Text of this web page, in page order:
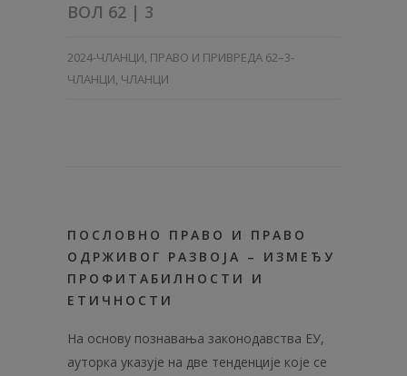
ВОЛ 62 | 3
2024-ЧЛАНЦИ, ПРАВО И ПРИВРЕДА 62–3-
ЧЛАНЦИ, ЧЛАНЦИ
ПОСЛОВНО ПРАВО И ПРАВО
ОДРЖИВОГ РАЗВОЈА – ИЗМЕЂУ
ПРОФИТАБИЛНОСТИ И
ЕТИЧНОСТИ
На основу познавања законодавства ЕУ,
ауторка указује на две тенденције које се